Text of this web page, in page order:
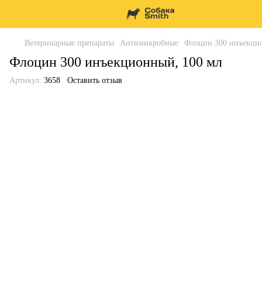
Ветеринарные препараты Антимикробные Флоцин 300
Флоцин 300 инъекционный, 100 мл
Артикул: 3658 Оставить отзыв